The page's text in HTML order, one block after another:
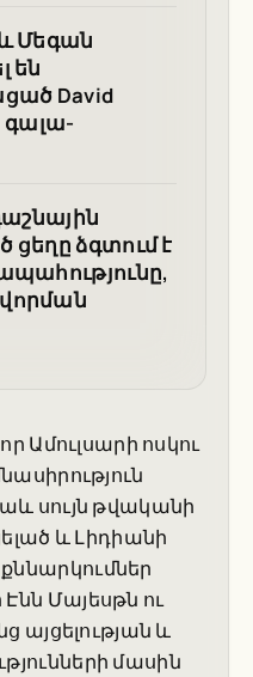
Մեգան
են
David
գալա-
ձգտում է
Ամուլսարի ոսկու
սույն թվականի
և Լիդիանի
Մայեսթն ու
այցելության և
մասին